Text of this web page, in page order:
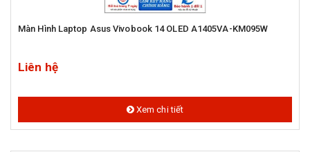
Màn Hình Laptop Asus Vivobook 14 OLED A1405VA-KM095W
Liên hệ
Xem chi tiết